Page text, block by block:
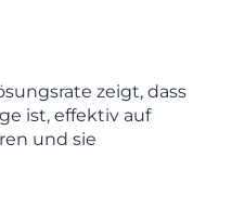
zeigt, dass
ist, effektiv auf
und sie